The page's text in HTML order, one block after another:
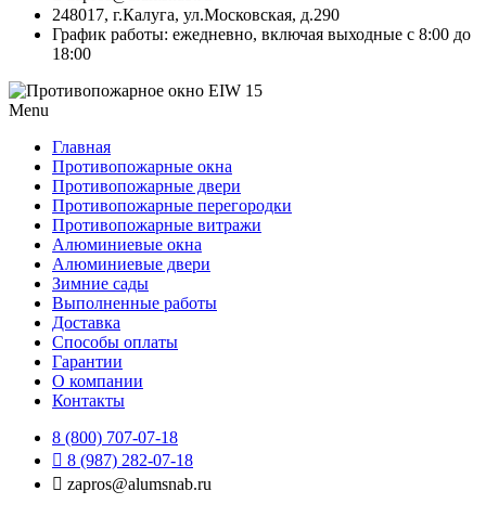
248017, г.Калуга, ул.Московская, д.290
График работы: ежедневно, включая выходные с 8:00 до
18:00
Menu
Главная
Противопожарные окна
Противопожарные двери
Противопожарные перегородки
Противопожарные витражи
Алюминиевые окна
Алюминиевые двери
Зимние сады
Выполненные работы
Доставка
Способы оплаты​
Гарантии
О компании
Контакты
8 (800) 707-07-18
8 (987) 282-07-18
zapros@alumsnab.ru